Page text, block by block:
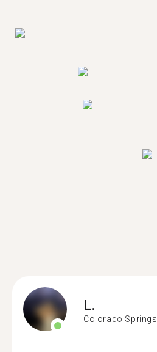
L.
Colorado Springs